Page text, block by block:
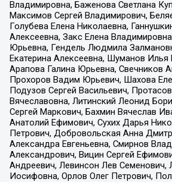
Владимировна, Баженова Светлана
Максимов Сергей Владимирович,
Голубева Елена Николаевна,
Алексеевна, Закс Елена
Юрьевна, Гендель Людмила
Екатерина Алексеевна, Шуманов Илья
Арапова Галина Юрьевна, Свечников
Прохоров Вадим Юрьевич, Шахова
Подузов Сергей Васильевич,
Вячеславовна, Литинский Леонид
Сергей Маркович, Бахмин Вячеслав
Анатолий Ефимович, Сухих Дарья
Петрович, Добровольская Анна
Александра Евгеньевна, Смирнов
Александрович, Вицин Сергей
Андреевич, Левинсон Лев Семенович,
Иосифовна, Орлов Олег Петрович,